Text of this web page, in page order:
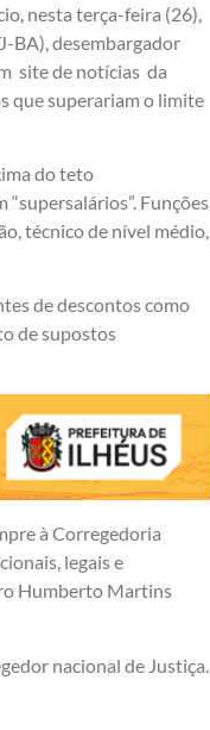
nesta terça-feira (26),
BA), desembargador
site de notícias da
que superariam o limite
do teto
Funções
técnico de nível médio,
de descontos como
de supostos
à Corregedoria
legais e
Humberto Martins
nacional de Justiça.